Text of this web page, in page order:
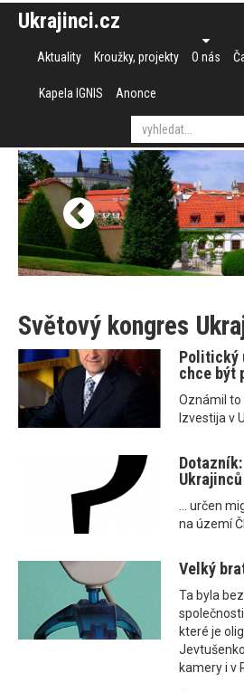
Ukrajinci.cz
Aktuality Kroužky, projekty O nás
Kapela IGNIS Anonce
Světový kongres
Politický
chce být
Oznámil to
Izvestija v
Ukrajinců
... určen
na území
Velký
Ta byla
které je
kamery i v